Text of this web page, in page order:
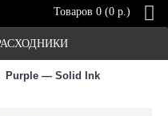
Товаров 0 (0 р.)
Purple — Solid Ink